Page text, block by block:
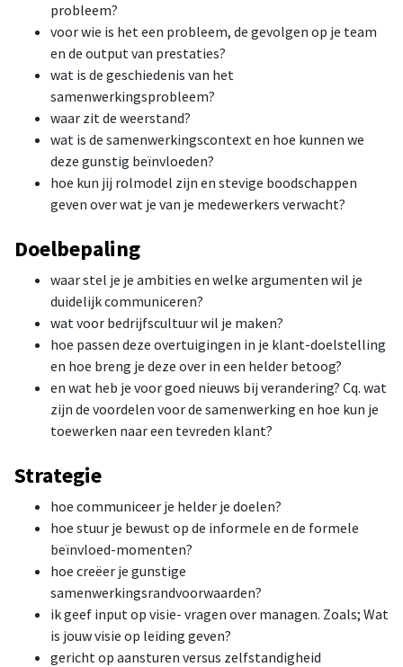
probleem?
voor wie is het een probleem, de gevolgen op je team
en de output van prestaties?
wat is de geschiedenis van het
samenwerkingsprobleem?
waar zit de weerstand?
wat is de samenwerkingscontext en hoe kunnen we
deze gunstig beïnvloeden?
hoe kun jij rolmodel zijn en stevige boodschappen
geven over wat je van je medewerkers verwacht?
Doelbepaling
waar stel je je ambities en welke argumenten wil je
duidelijk communiceren?
wat voor bedrijfscultuur wil je maken?
hoe passen deze overtuigingen in je klant-doelstelling
en hoe breng je deze over in een helder betoog?
en wat heb je voor goed nieuws bij verandering? Cq. wat
zijn de voordelen voor de samenwerking en hoe kun je
toewerken naar een tevreden klant?
Strategie
hoe communiceer je helder je doelen?
hoe stuur je bewust op de informele en de formele
beïnvloed-momenten?
hoe creëer je gunstige
samenwerkingsrandvoorwaarden?
ik geef input op visie- vragen over managen. Zoals; Wat
is jouw visie op leiding geven?
gericht op aansturen versus zelfstandigheid